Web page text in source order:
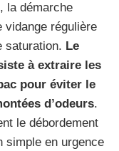
la démarche
vidange régulière
saturation. Le
à extraire les
pour éviter le
d’odeurs.
le débordement
simple en urgence